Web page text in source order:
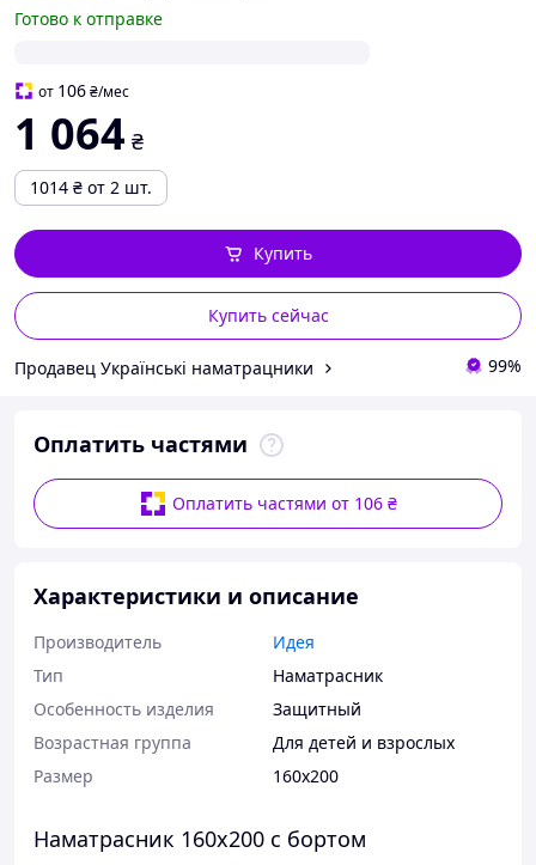
Готово к отправке
от 106₴/мес
1 064 ₴
1014 ₴ от 2 шт.
Купить сейчас
Купить
Продавец Українські наматрацники 99%
Оплатить частями
Оплатить частями от 106 ₴
Характеристики и описание
Производитель
Идея
Тип
Наматрасник
Особенность изделия
Защитный
Возрастная группа
Для детей и взрослых
Размер
160x200
Наматрасник 160х200 с бортом